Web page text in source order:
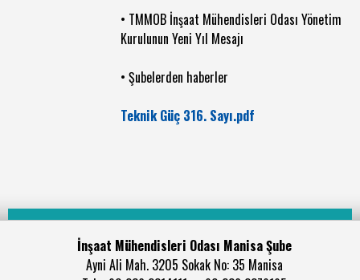
• TMMOB İnşaat Mühendisleri Odası Yönetim
Kurulunun Yeni Yıl Mesajı
• Şubelerden haberler
Teknik Güç 316. Sayı.pdf
İnşaat Mühendisleri Odası Manisa Şube
Ayni Ali Mah. 3205 Sokak No: 35 Manisa